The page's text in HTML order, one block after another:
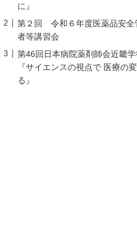
に』
第２回 令和６年度医薬品安全
者等講習会
第46回日本病院薬剤師会近畿
『サイエンスの視点で 医療の
る』